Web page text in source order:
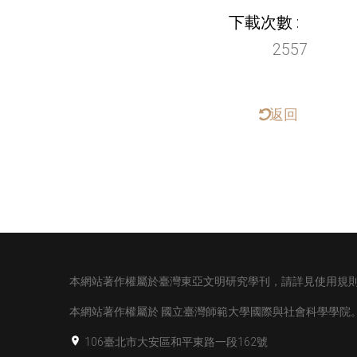
下載次數
2557
返回
本網站著作權屬於臺灣東亞文明研究學刊，請詳見使用規
本網站著作權屬於 國立臺灣師範大學國際與社會科學學院
106臺北市大安區和平東路一段162號